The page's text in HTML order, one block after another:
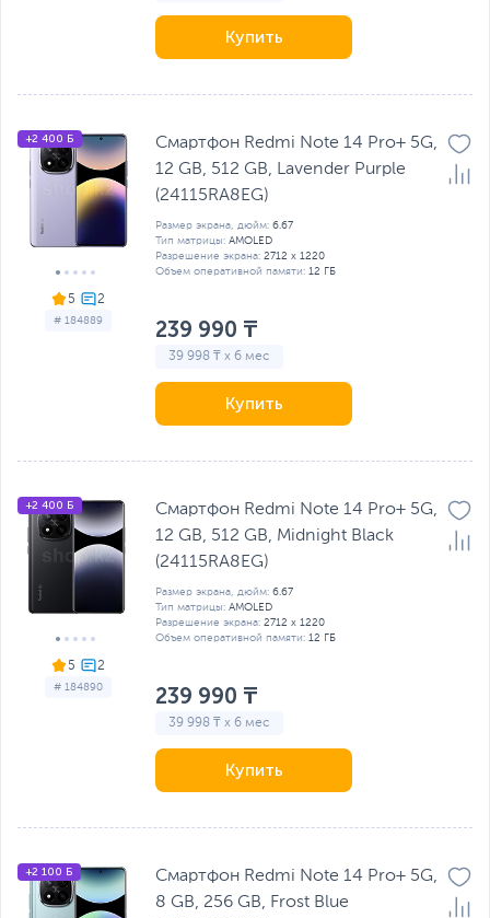
Купить
5
# 184889
+2 400 Б
Смартфон Redmi Note 14 Pro+ 5G,
12 GB, 512 GB, Lavender Purple
(24115RA8EG)
Размер экрана, дюйм: 6.67
Тип матрицы: AMOLED
Разрешение экрана: 2712 x 1220
Объем оперативной памяти: 12 ГБ
239 990 ₸
39 998 ₸ x 6 мес
Купить
5
# 184890
+2 400 Б
Смартфон Redmi Note 14 Pro+ 5G,
12 GB, 512 GB, Midnight Black
(24115RA8EG)
Размер экрана, дюйм: 6.67
Тип матрицы: AMOLED
Разрешение экрана: 2712 x 1220
Объем оперативной памяти: 12 ГБ
239 990 ₸
39 998 ₸ x 6 мес
Купить
+2 100 Б
Смартфон Redmi Note 14 Pro+ 5G,
8 GB, 256 GB, Frost Blue